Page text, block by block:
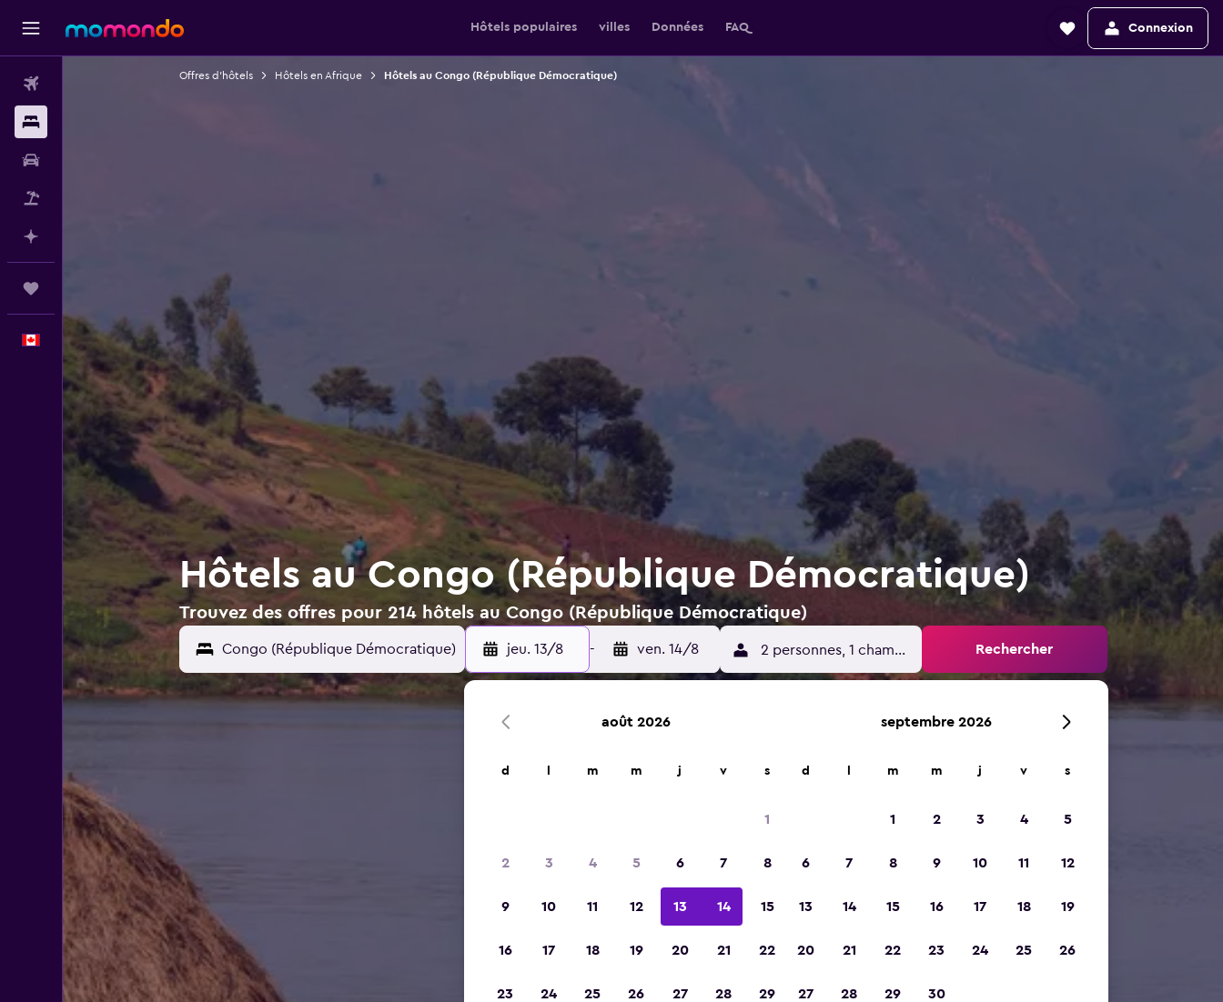
Hôtels populaires villes Données FAQ Connexion
Français
Offres d’hôtels Hôtels en Afrique Hôtels au Congo (République Démocratique)
Hôtels au Congo (République Démocratique)
Trouvez des offres pour 214 hôtels au Congo (République Démocratique)
Congo (République Démocratique) jeu. 13/8 - ven. 14/8 2 personnes, 1 chambre Rechercher
août 2026
d m m j v s
1
2 3 4 5 6 7 8
9 10 11 12 13 14 15
16 17 18 19 20 21 22
23 24 25 26 27 28 29
septembre 2026
d m m j v s
1 2 3 4 5
6 7 8 9 10 11 12
13 14 15 16 17 18 19
20 21 22 23 24 25 26
27 28 29 30